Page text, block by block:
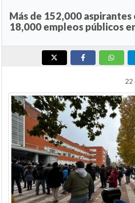
Más de 152,000
18,000 empleos públicos
22